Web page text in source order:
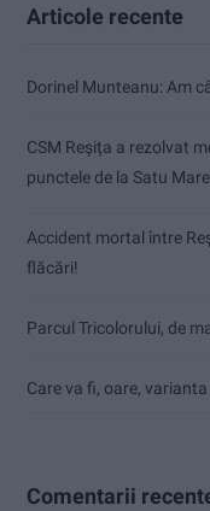
Articole recente
Dorinel Munteanu: Am
CSM Reșița a rezolvat
punctele de la Satu Mare
Accident mortal între
flăcări!
Parcul Tricolorului, de
Care va fi, oare,
Comentarii